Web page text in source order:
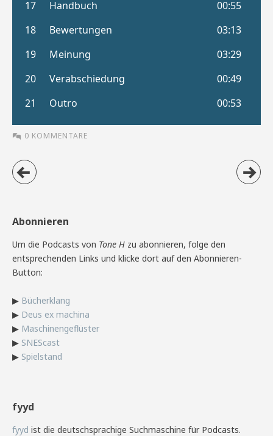
0 KOMMENTARE
Abonnieren
Um die Podcasts von Tone H zu abonnieren, folge den
entsprechenden Links und klicke dort auf den Abonnieren-
Button:
▶ Bücherklang
▶ Deus ex machina
▶ Maschinengeflüster
▶ SNEScast
▶ Spielstand
fyyd
fyyd ist die deutschsprachige Suchmaschine für Podcasts.